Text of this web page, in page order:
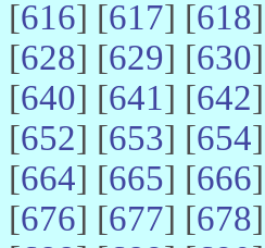
[616] [617] [618
[628] [629] [630
[640] [641] [642
[652] [653] [654
[664] [665] [666
[676] [677] [678